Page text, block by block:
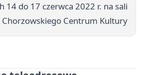
14 do 17 czerwca 2022 r. na sali
Centrum Kultury